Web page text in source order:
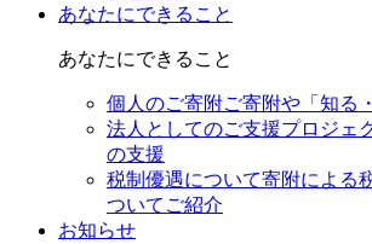
あなたにできること
あなたにできること
個人のご寄附ご寄附や「知る
法人としてのご支援プロジェ
の支援
税制優遇について寄附による
ついてご紹介
お知らせ